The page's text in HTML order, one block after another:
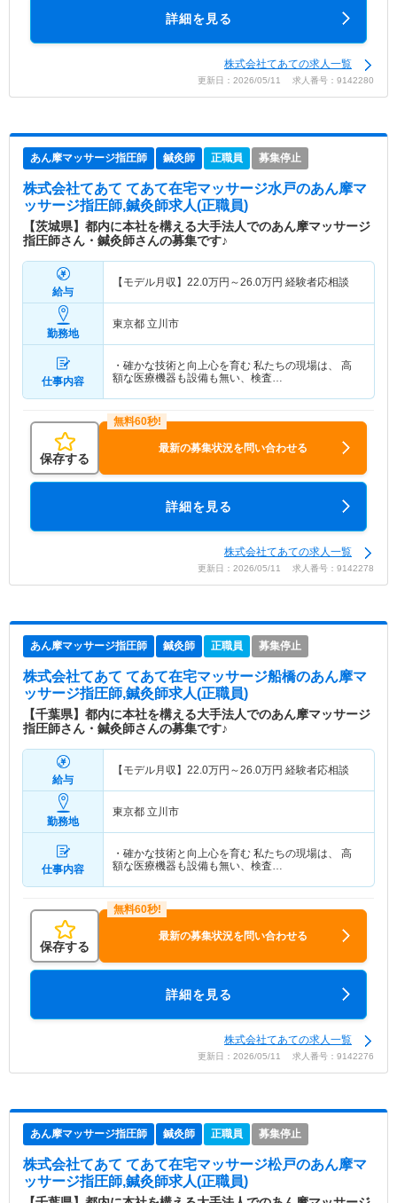
詳細を見る
株式会社てあての求人一覧
更新日：2026/05/11 求人番号：9142280
あん摩マッサージ指圧師 鍼灸師 正職員 募集停止
株式会社てあて てあて在宅マッサージ水戸のあん摩マ
ッサージ指圧師,鍼灸師求人(正職員)
【茨城県】都内に本社を構える大手法人でのあん摩マッサージ
指圧師さん・鍼灸師さんの募集です♪
給与
【モデル月収】 22.0万円～26.0万円 経験者応相談
勤務地
東京都 立川市
仕事内容
・確かな技術と向上心を育む 私たちの現場は、 高
額な医療機器も設備も無い、検査…
保存する
最新の募集状況を問い合わせる
詳細を見る
株式会社てあての求人一覧
更新日：2026/05/11 求人番号：9142278
あん摩マッサージ指圧師 鍼灸師 正職員 募集停止
株式会社てあて てあて在宅マッサージ船橋のあん摩マ
ッサージ指圧師,鍼灸師求人(正職員)
【千葉県】都内に本社を構える大手法人でのあん摩マッサージ
指圧師さん・鍼灸師さんの募集です♪
給与
【モデル月収】 22.0万円～26.0万円 経験者応相談
勤務地
東京都 立川市
仕事内容
・確かな技術と向上心を育む 私たちの現場は、 高
額な医療機器も設備も無い、検査…
保存する
最新の募集状況を問い合わせる
詳細を見る
株式会社てあての求人一覧
更新日：2026/05/11 求人番号：9142276
あん摩マッサージ指圧師 鍼灸師 正職員 募集停止
株式会社てあて てあて在宅マッサージ松戸のあん摩マ
ッサージ指圧師,鍼灸師求人(正職員)